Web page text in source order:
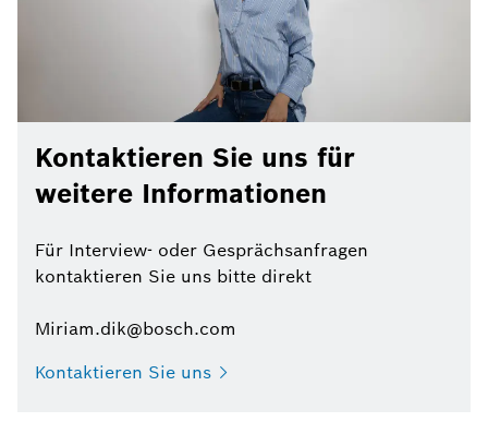
Kontaktieren Sie uns für
weitere Informationen
Für Interview- oder Gesprächsanfragen
kontaktieren Sie uns bitte direkt
Miriam.dik@bosch.com
Kontaktieren Sie uns